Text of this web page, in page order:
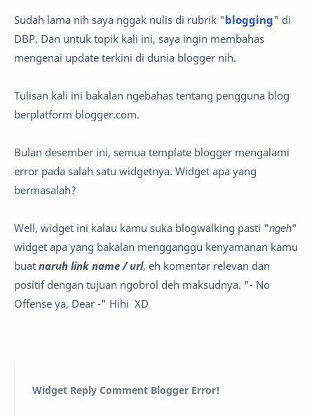
Sudah lama nih saya nggak nulis di rubrik "blogging" di
DBP. Dan untuk topik kali ini, saya ingin membahas
mengenai update terkini di dunia blogger nih.
Tulisan kali ini bakalan ngebahas tentang pengguna blog
berplatform blogger.com.
Bulan desember ini, semua template blogger mengalami
error pada salah satu widgetnya. Widget apa yang
bermasalah?
Well, widget ini kalau kamu suka blogwalking pasti "ngeh"
widget apa yang bakalan mengganggu kenyamanan kamu
buat naruh link name / url, eh komentar relevan dan
positif dengan tujuan ngobrol deh maksudnya. "- No
Offense ya, Dear -" Hihi XD
Widget Reply Comment Blogger Error!